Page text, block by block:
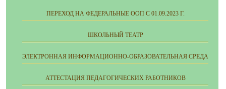
ПЕРЕХОД НА ФЕДЕРАЛЬНЫЕ ООП С 01.09.2023 Г.
ШКОЛЬНЫЙ ТЕАТР
ЭЛЕКТРОННАЯ ИНФОРМАЦИОННО-ОБРАЗОВАТЕЛЬНАЯ СРЕДА
АТТЕСТАЦИЯ ПЕДАГОГИЧЕСКИХ РАБОТНИКОВ